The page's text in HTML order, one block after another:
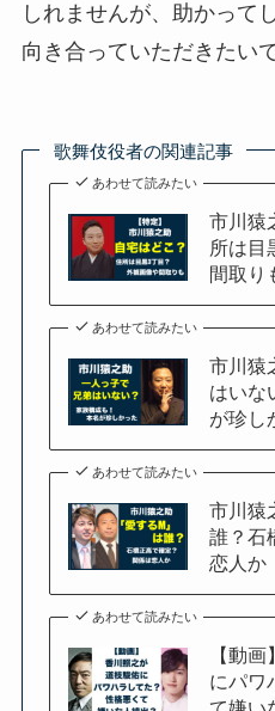
しれませんが、助かって
向き合っていただきたい
歌舞伎役者の関連記事
あわせて読みたい
市川猿
所は目
間取り
あわせて読みたい
市川猿
はいな
が珍し
あわせて読みたい
市川猿
誰？石
恋人か
あわせて読みたい
【動
にパワ